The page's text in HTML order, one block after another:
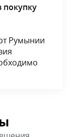
Румынии